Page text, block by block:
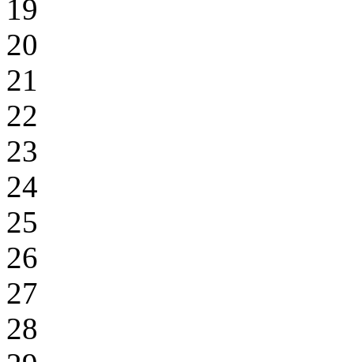
19
20
21
22
23
24
25
26
27
28